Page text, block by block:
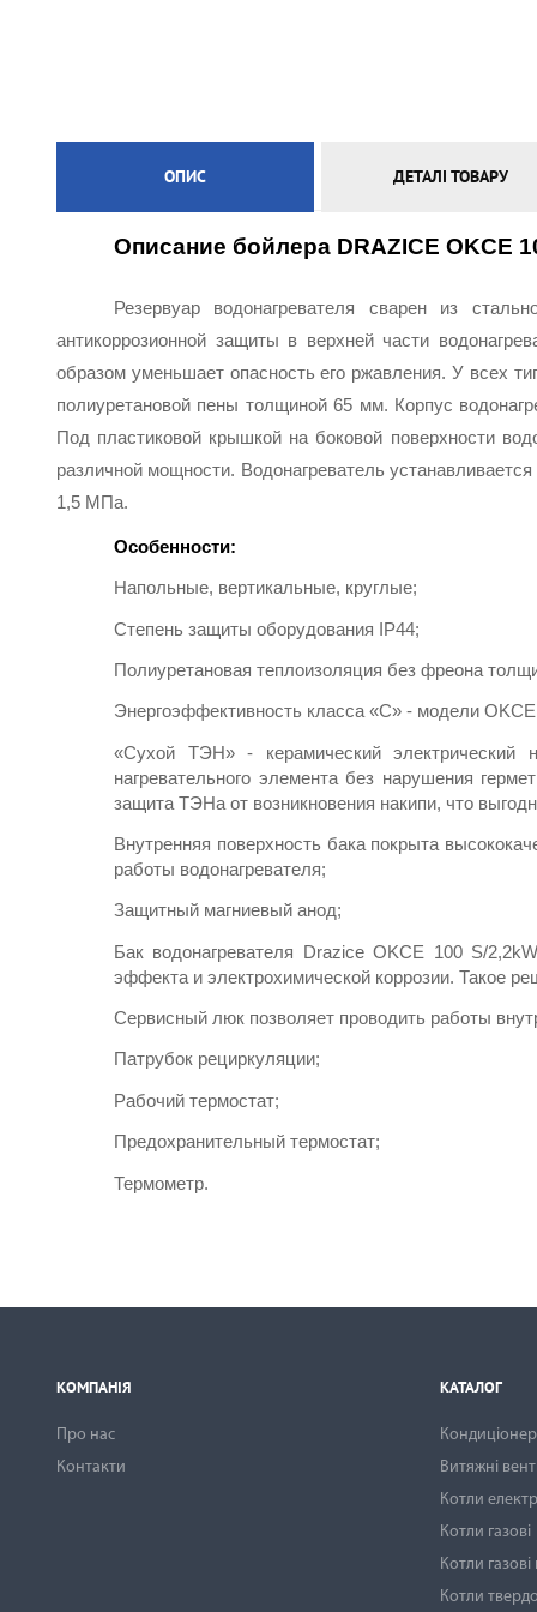
ОПИС ДЕТАЛІ ТОВАРУ
Описание бойлера DRAZICE OKCE
Резервуар водонагревателя сварен из
антикоррозионной защиты в верхней части
образом уменьшает опасность его ржавления. У всех
полиуретановой пены толщиной 65 мм. Корпус
Под пластиковой крышкой на боковой поверхности
различной мощности. Водонагреватель
1,5 МПа.
Особенности:
Напольные, вертикальные, круглые;
Степень защиты оборудования IP44;
Полиуретановая теплоизоляция без фреона
Энергоэффективность класса «С» - модели
«Сухой ТЭН» - керамический электрический
нагревательного элемента без нарушения
защита ТЭНа от возникновения накипи, что
Внутренняя поверхность бака покрыта
работы водонагревателя;
Защитный магниевый анод;
Бак водонагревателя Drazice OKCЕ 100 S/
эффекта и электрохимической коррозии. Такое
Сервисный люк позволяет проводить работы
Патрубок рециркуляции;
Рабочий термостат;
Предохранительный термостат;
Термометр.
КОМПАНІЯ
Про нас
Контакти
КАТАЛОГ
Витяжні
Котли
Котли газові
Котли
Котли